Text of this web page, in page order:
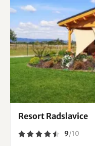
Resort Radslavice
9/10